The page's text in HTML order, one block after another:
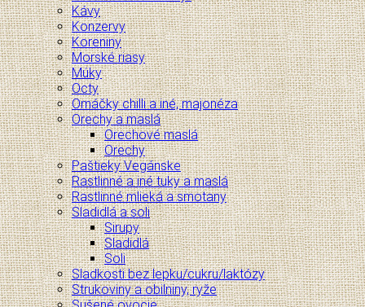
Kávy
Konzervy
Koreniny
Morské riasy
Múky
Octy
Omáčky chilli a iné, majonéza
Orechy a maslá
Orechové maslá
Orechy
Paštieky Vegánske
Rastlinné a iné tuky a maslá
Rastlinné mlieká a smotany
Sladidlá a soli
Sirupy
Sladidlá
Soli
Sladkosti bez lepku/cukru/laktózy
Strukoviny a obilniny, ryže